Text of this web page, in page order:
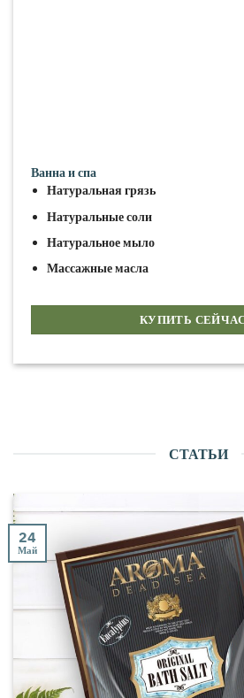
Ванна и спа
Натуральная грязь
Натуральные соли
Натуральное мыло
Массажные масла
КУПИТЬ
СТАТЬИ
24
Май